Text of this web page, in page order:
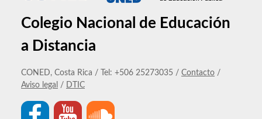
Colegio Nacional de Educación
a Distancia
CONED, Costa Rica / Tel: +506 25273035 / Contacto /
Aviso legal
/ DTIC